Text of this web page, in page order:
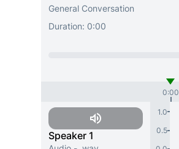
General Conversation
Duration: 0:00
0:00
Speaker 1
1.0
0.5